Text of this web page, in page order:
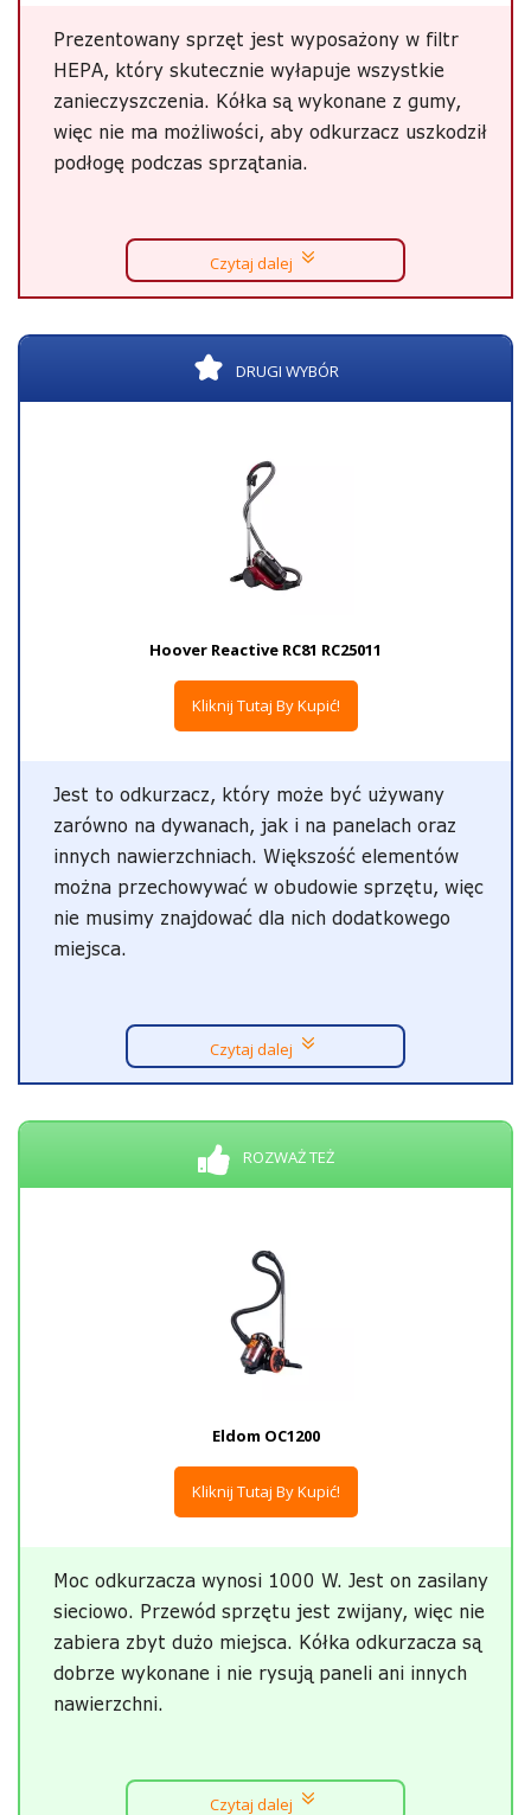
Prezentowany sprzęt jest wyposażony w filtr
HEPA, który skutecznie wyłapuje wszystkie
zanieczyszczenia. Kółka są wykonane z gumy,
więc nie ma możliwości, aby odkurzacz uszkodził
podłogę podczas sprzątania.
Czytaj dalej
DRUGI WYBÓR
Hoover Reactive RC81 RC25011
Kliknij Tutaj By Kupić!
Jest to odkurzacz, który może być używany
zarówno na dywanach, jak i na panelach oraz
innych nawierzchniach. Większość elementów
można przechowywać w obudowie sprzętu, więc
nie musimy znajdować dla nich dodatkowego
miejsca.
Czytaj dalej
ROZWAŻ TEŻ
Eldom OC1200
Kliknij Tutaj By Kupić!
Moc odkurzacza wynosi 1000 W. Jest on zasilany
sieciowo. Przewód sprzętu jest zwijany, więc nie
zabiera zbyt dużo miejsca. Kółka odkurzacza są
dobrze wykonane i nie rysują paneli ani innych
nawierzchni.
Czytaj dalej